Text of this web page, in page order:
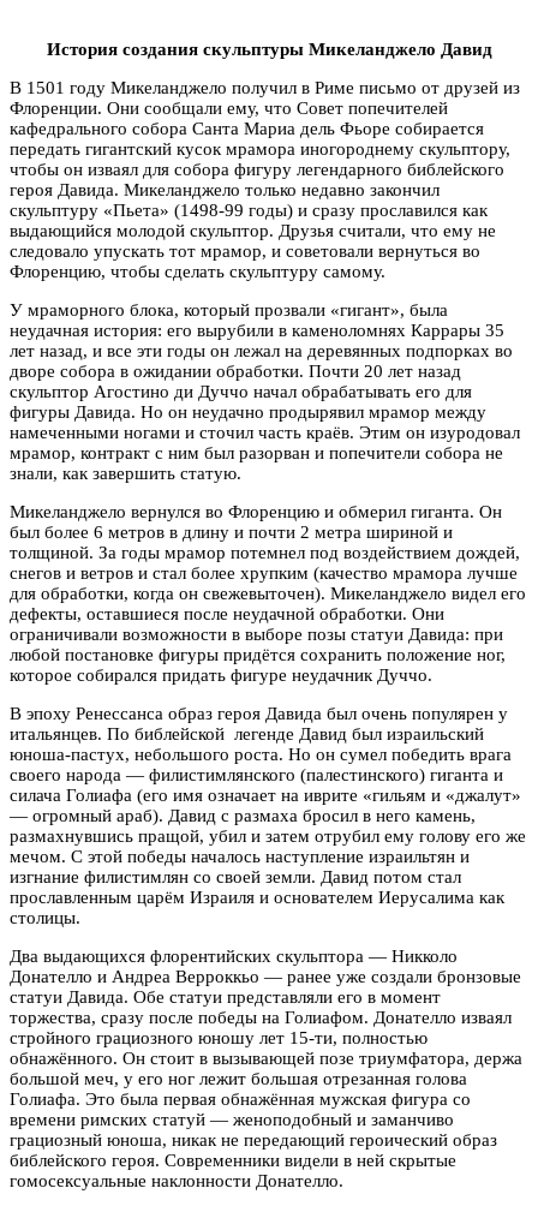
История создания скульптуры Микеланджело Давид
В 1501 году Микеланджело получил в Риме письмо от друзей из
Флоренции. Они сообщали ему, что Совет попечителей
кафедрального собора Санта Мариа дель Фьоре собирается
передать гигантский кусок мрамора иногороднему скульптору,
чтобы он изваял для собора фигуру легендарного библейского
героя Давида. Микеланджело только недавно закончил
скульптуру «Пьета» (1498-99 годы) и сразу прославился как
выдающийся молодой скульптор. Друзья считали, что ему не
следовало упускать тот мрамор, и советовали вернуться во
Флоренцию, чтобы сделать скульптуру самому.
У мраморного блока, который прозвали «гигант», была
неудачная история: его вырубили в каменоломнях Каррары 35
лет назад, и все эти годы он лежал на деревянных подпорках во
дворе собора в ожидании обработки. Почти 20 лет назад
скульптор Агостино ди Дуччо начал обрабатывать его для
фигуры Давида. Но он неудачно продырявил мрамор между
намеченными ногами и сточил часть краёв. Этим он изуродовал
мрамор, контракт с ним был разорван и попечители собора не
знали, как завершить статую.
Микеланджело вернулся во Флоренцию и обмерил гиганта. Он
был более 6 метров в длину и почти 2 метра шириной и
толщиной. За годы мрамор потемнел под воздействием дождей,
снегов и ветров и стал более хрупким (качество мрамора лучше
для обработки, когда он свежевыточен). Микеланджело видел его
дефекты, оставшиеся после неудачной обработки. Они
ограничивали возможности в выборе позы статуи Давида: при
любой постановке фигуры придётся сохранить положение ног,
которое собирался придать фигуре неудачник Дуччо.
В эпоху Ренессанса образ героя Давида был очень популярен у
итальянцев. По библейской легенде Давид был израильский
юноша-пастух, небольшого роста. Но он сумел победить врага
своего народа — филистимлянского (палестинского) гиганта и
силача Голиафа (его имя означает на иврите «гильям и «джалут»
— огромный араб). Давид с размаха бросил в него камень,
размахнувшись пращой, убил и затем отрубил ему голову его же
мечом. С этой победы началось наступление израильтян и
изгнание филистимлян со своей земли. Давид потом стал
прославленным царём Израиля и основателем Иерусалима как
столицы.
Два выдающихся флорентийских скульптора — Никколо
Донателло и Андреа Верроккьо — ранее уже создали бронзовые
статуи Давида. Обе статуи представляли его в момент
торжества, сразу после победы на Голиафом. Донателло изваял
стройного грациозного юношу лет 15-ти, полностью
обнажённого. Он стоит в вызывающей позе триумфатора, держа
большой меч, у его ног лежит большая отрезанная голова
Голиафа. Это была первая обнажённая мужская фигура со
времени римских статуй — женоподобный и заманчиво
грациозный юноша, никак не передающий героический образ
библейского героя. Современники видели в ней скрытые
гомосексуальные наклонности Донателло.